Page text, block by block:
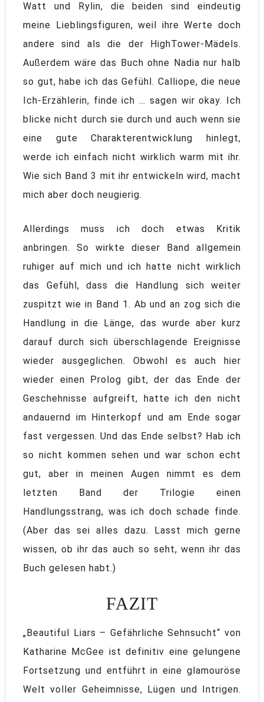
Watt und Rylin, die beiden sind eindeutig
meine Lieblingsfiguren, weil ihre Werte doch
andere sind als die der HighTower-Mädels.
Außerdem wäre das Buch ohne Nadia nur halb
so gut, habe ich das Gefühl. Calliope, die neue
Ich-Erzählerin, finde ich … sagen wir okay. Ich
blicke nicht durch sie durch und auch wenn sie
eine gute Charakterentwicklung hinlegt,
werde ich einfach nicht wirklich warm mit ihr.
Wie sich Band 3 mit ihr entwickeln wird, macht
mich aber doch neugierig.
Allerdings muss ich doch etwas Kritik
anbringen. So wirkte dieser Band allgemein
ruhiger auf mich und ich hatte nicht wirklich
das Gefühl, dass die Handlung sich weiter
zuspitzt wie in Band 1. Ab und an zog sich die
Handlung in die Länge, das wurde aber kurz
darauf durch sich überschlagende Ereignisse
wieder ausgeglichen. Obwohl es auch hier
wieder einen Prolog gibt, der das Ende der
Geschehnisse aufgreift, hatte ich den nicht
andauernd im Hinterkopf und am Ende sogar
fast vergessen. Und das Ende selbst? Hab ich
so nicht kommen sehen und war schon echt
gut, aber in meinen Augen nimmt es dem
letzten Band der Trilogie einen
Handlungsstrang, was ich doch schade finde.
(Aber das sei alles dazu. Lasst mich gerne
wissen, ob ihr das auch so seht, wenn ihr das
Buch gelesen habt.)
FAZIT
„Beautiful Liars – Gefährliche Sehnsucht“ von
Katharine McGee ist definitiv eine gelungene
Fortsetzung und entführt in eine glamouröse
Welt voller Geheimnisse, Lügen und Intrigen.